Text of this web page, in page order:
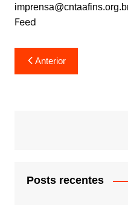
Feed
Navegação
de
Anterior
Posts recentes